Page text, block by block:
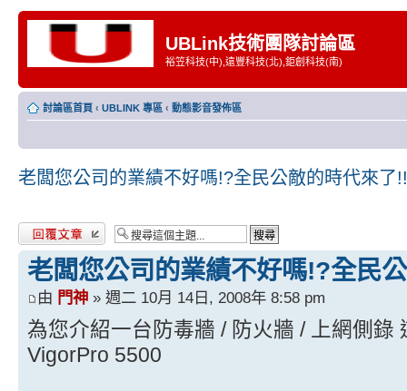
UBLink技術團隊討論區
裕笠科技(中),遠豐科技(北),鉅創科技(南)
討論區首頁 ‹ UBLINK 專區 ‹ 動態影音發佈區
老闆您公司的業績不好嗎!?全民公敵的時代來了!!
發表回覆
老闆您公司的業績不好嗎!?全民
由 門神 » 週二 10月 14日, 2008年 8:58 pm
為您介紹一台防毒牆 / 防火牆 / 上網側錄
VigorPro 5500